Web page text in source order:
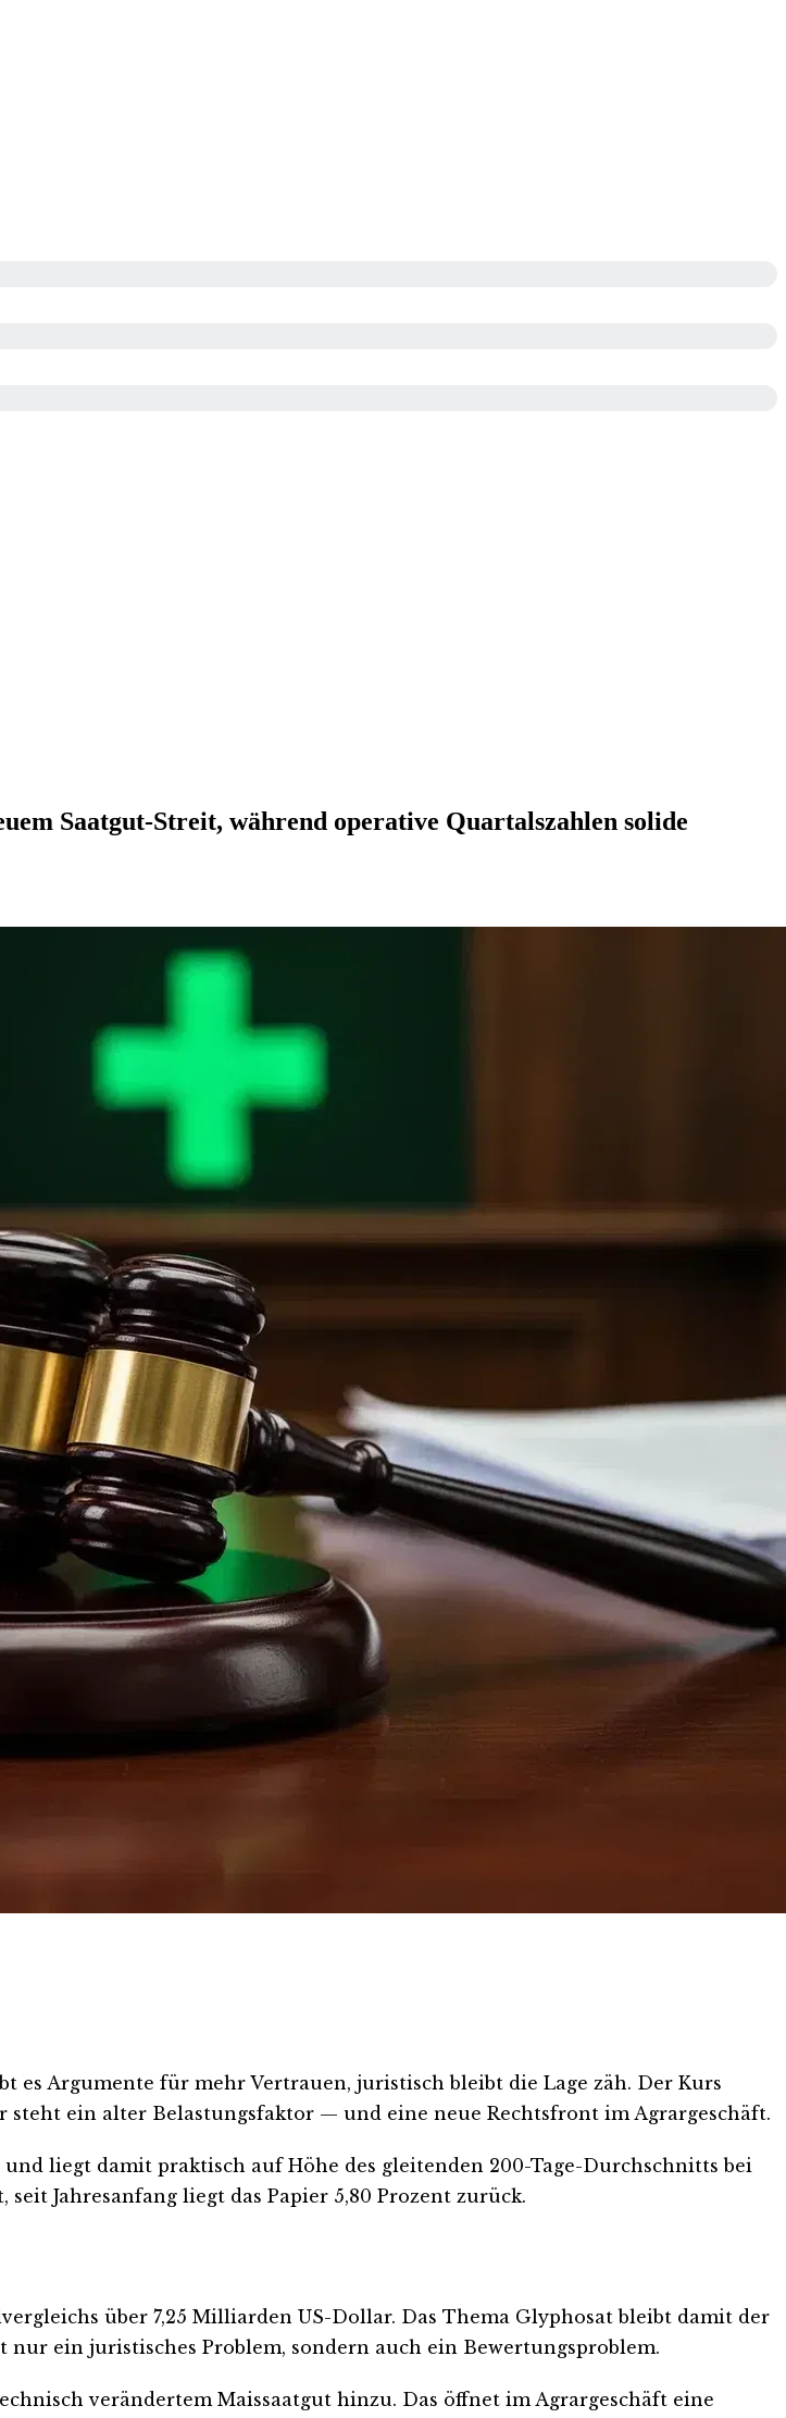
Saatgut-Streit, während operative Quartalszahlen solide
Argumente für mehr Vertrauen, juristisch bleibt die Lage zäh. Der Kurs
ein alter Belastungsfaktor — und eine neue Rechtsfront im Agrargeschäft.
liegt damit praktisch auf Höhe des gleitenden 200-Tage-Durchschnitts bei
Jahresanfang liegt das Papier 5,80 Prozent zurück.
über 7,25 Milliarden US-Dollar. Das Thema Glyphosat bleibt damit der
ein juristisches Problem, sondern auch ein Bewertungsproblem.
verändertem Maissaatgut hinzu. Das öffnet im Agrargeschäft eine